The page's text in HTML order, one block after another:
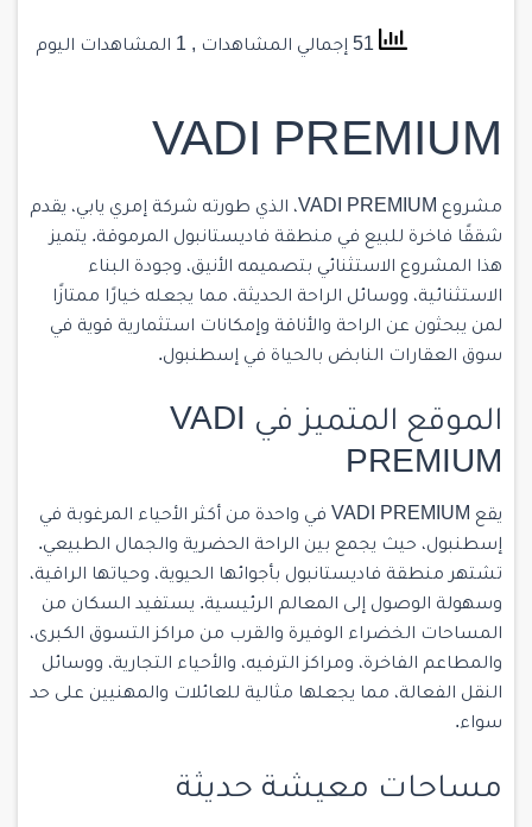
, 1 المشاهدات اليوم
VADI PREMIUM
مشروع VADI PREMIUM، الذي طورته شركة إمري يابي، يقدم
شققًا فاخرة للبيع في منطقة فاديستانبول المرموقة. يتميز
هذا المشروع الاستثنائي بتصميمه الأنيق، وجودة البناء
الاستثنائية، ووسائل الراحة الحديثة، مما يجعله خيارًا ممتازًا
لمن يبحثون عن الراحة والأناقة وإمكانات استثمارية قوية في
سوق العقارات النابض بالحياة في إسطنبول.
الموقع المتميز في VADI
PREMIUM
يقع VADI PREMIUM في واحدة من أكثر الأحياء المرغوبة في
إسطنبول، حيث يجمع بين الراحة الحضرية والجمال الطبيعي.
تشتهر منطقة فاديستانبول بأجوائها الحيوية، وحياتها الراقية،
وسهولة الوصول إلى المعالم الرئيسية. يستفيد السكان من
المساحات الخضراء الوفيرة والقرب من مراكز التسوق الكبرى،
والمطاعم الفاخرة، ومراكز الترفيه، والأحياء التجارية، ووسائل
النقل الفعالة، مما يجعلها مثالية للعائلات والمهنيين على حد
سواء.
مساحات معيشة حديثة